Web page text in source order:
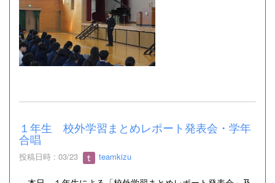
１年生 校外学習まとめレポート発表会・学年
合唱
投稿日時 : 03/23 teamkizu